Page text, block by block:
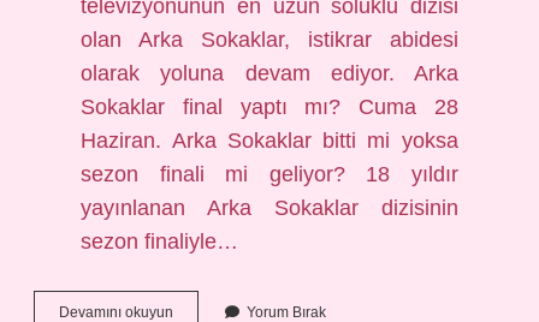
televizyonunun en uzun soluklu dizisi
olan Arka Sokaklar, istikrar abidesi
olarak yoluna devam ediyor. Arka
Sokaklar final yaptı mı? Cuma 28
Haziran. Arka Sokaklar bitti mi yoksa
sezon finali mi geliyor? 18 yıldır
yayınlanan Arka Sokaklar dizisinin
sezon finaliyle…
Devamını okuyun Yorum Bırak